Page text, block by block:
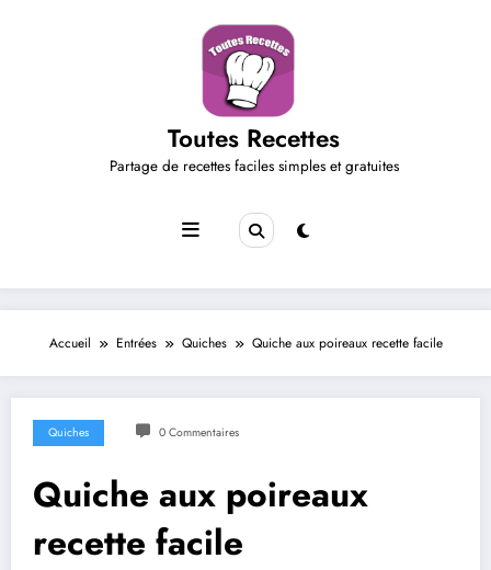
Toutes Recettes
Partage de recettes faciles simples et gratuites
Accueil Entrées Quiches Quiche aux poireaux recette facile
Quiches 0 Commentaires
Quiche aux poireaux
recette facile